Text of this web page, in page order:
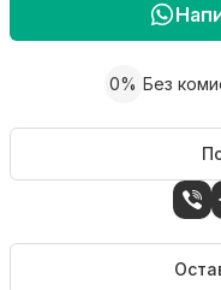
0% Без